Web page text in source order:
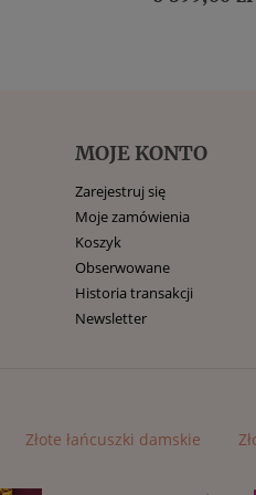
MOJE KONTO
Zarejestruj się
Moje zamówienia
Koszyk
Obserwowane
Historia transakcji
Newsletter
Złote łańcuszki damskie